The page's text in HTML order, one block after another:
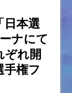
日本選
ナにて
ぞれ開
権フ